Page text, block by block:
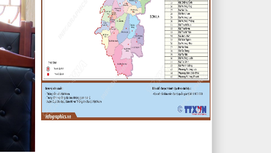
lượt xem: 3925 | lượt tải:979
4/CV-BKTXH
Đề xuất nội dung giám sát năm
2024 của TT HĐND huyện
lượt xem: 4943 | lượt tải:1315